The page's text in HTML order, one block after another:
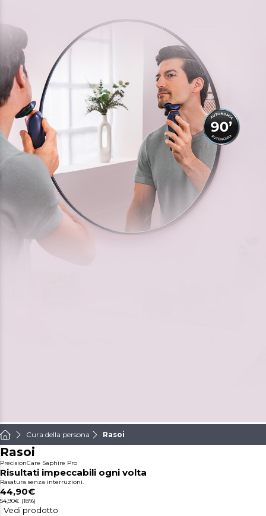
Cura della persona Rasoi
Rasoi
PrecisionCare Saphire Pro
Risultati impeccabili ogni volta
Rasatura senza interruzioni.
44,90€
54,90€ (18%)
Vedi prodotto